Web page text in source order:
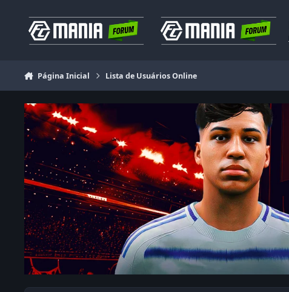
Página Inicial Lista de Usuários Online